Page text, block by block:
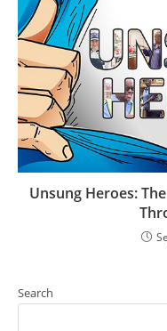
Unsung Heroes:
Search